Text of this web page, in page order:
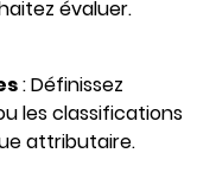
évaluer.
: Définissez
les classifications
attributaire.